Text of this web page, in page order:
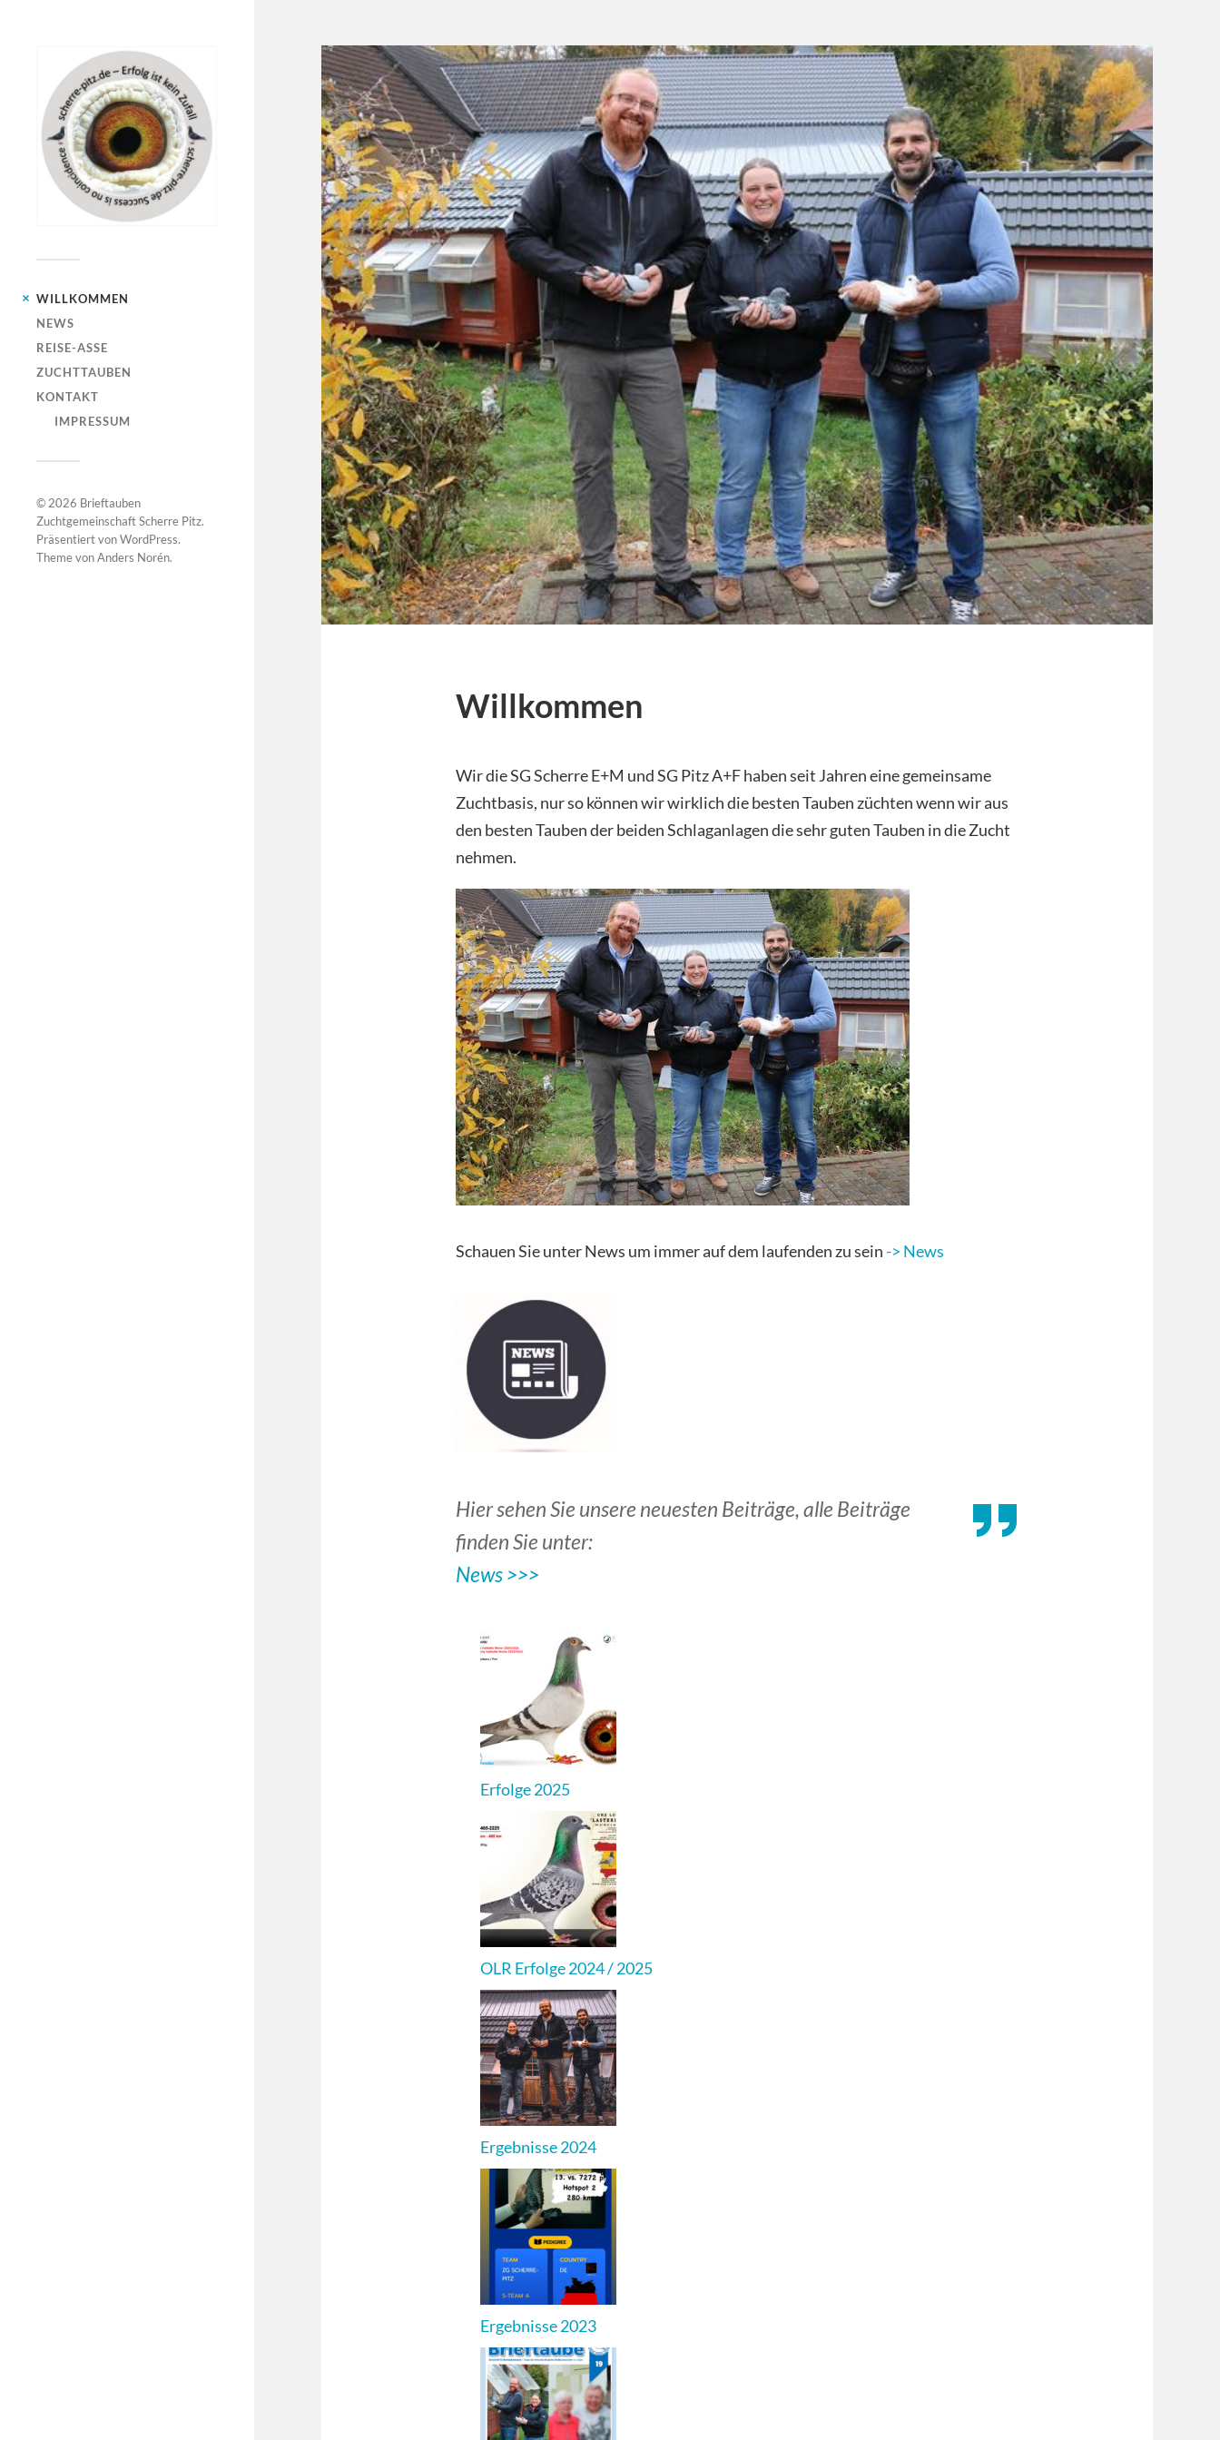
WILLKOMMEN
NEWS
REISE-ASSE
ZUCHTTAUBEN
KONTAKT
IMPRESSUM
© 2026 Brieftauben
Zuchtgemeinschaft Scherre Pitz.
Präsentiert vonWordPress.
Theme vonAnders Norén.
Willkommen
Wir die SG Scherre E+M und SG Pitz A+F haben seit Jahren eine gemeinsame
Zuchtbasis, nur so können wir wirklich die besten Tauben züchten wenn wir aus
den besten Tauben der beiden Schlaganlagen die sehr guten Tauben in die Zucht
nehmen.
Schauen Sie unter News um immer auf dem laufenden zu sein-> News
Hier sehen Sie unsere neuesten Beiträge, alle Beiträge
finden Sie unter:
News >>>
Erfolge 2025
OLR Erfolge 2024 / 2025
Ergebnisse 2024
Ergebnisse 2023